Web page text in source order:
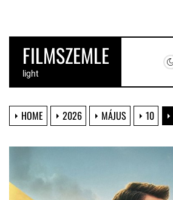
the
contentFILMSZEMLE
light
HOME 2026 MÁJUS 10